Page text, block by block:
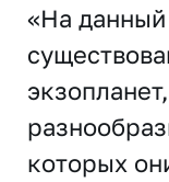
«На
которых